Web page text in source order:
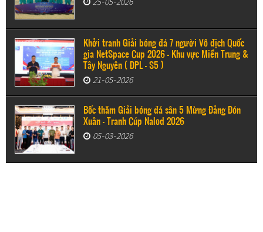
Khởi tranh Giải bóng đá 7 người Vô địch Quốc
gia NetSpace Cup 2026 – Khu vực Miền Trung &
Tây Nguyên ( ĐPL - S5 )
21-05-2026
Bốc thăm Giải bóng đá sân 5 Mừng Đảng Đón
Xuân - Tranh Cúp Nalod 2026
05-03-2026